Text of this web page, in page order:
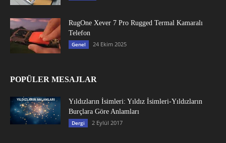
RugOne Xever 7 Pro Rugged Termal Kamaralı
Telefon
Genel 24 Ekim 2025
POPÜLER MESAJLAR
Yıldızların İsimleri: Yıldız İsimleri-Yıldızların
Burçlara Göre Anlamları
Dergi 2 Eylül 2017